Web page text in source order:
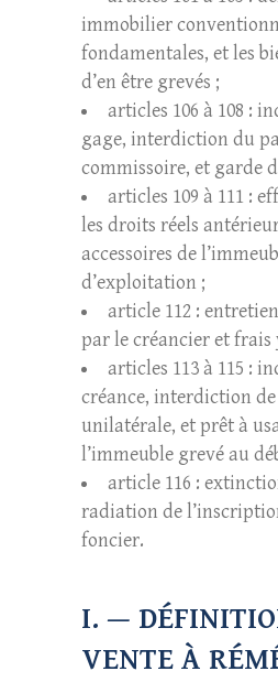
immobilier
fondamentales, et les
d’en être grevés ;
articles 106 à 108 :
gage, interdiction du
commissoire, et garde
articles 109 à 111 :
les droits réels
accessoires de
d’exploitation ;
article 112 :
par le créancier et frais
articles 113 à 115 :
créance, interdiction
unilatérale, et prêt à
l’immeuble grevé au
article 116 :
radiation de
foncier.
I. —
VENTE À